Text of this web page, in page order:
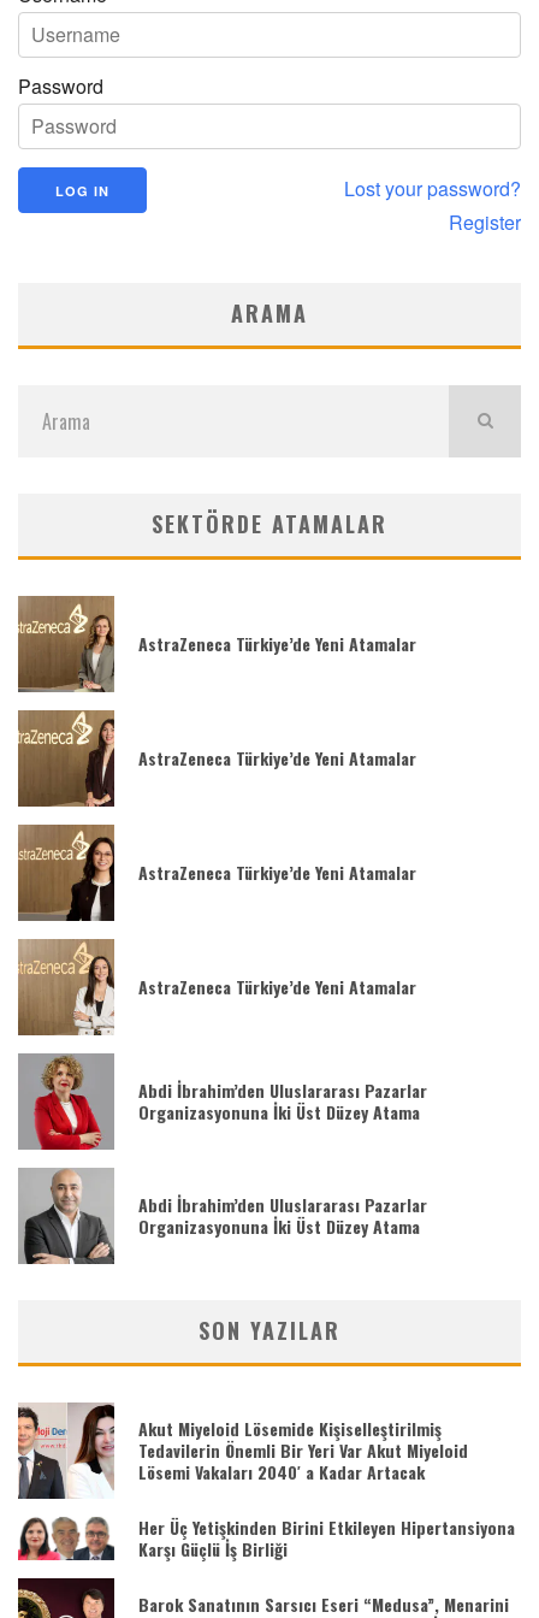
Password
Lost your password?
Register
ARAMA
SEKTÖRDE ATAMALAR
AstraZeneca Türkiye’de Yeni Atamalar
AstraZeneca Türkiye’de Yeni Atamalar
AstraZeneca Türkiye’de Yeni Atamalar
AstraZeneca Türkiye’de Yeni Atamalar
Abdi İbrahim’den Uluslararası Pazarlar
Organizasyonuna İki Üst Düzey Atama
Abdi İbrahim’den Uluslararası Pazarlar
Organizasyonuna İki Üst Düzey Atama
SON YAZILAR
Akut Miyeloid Lösemide Kişiselleştirilmiş
Tedavilerin Önemli Bir Yeri Var Akut Miyeloid
Lösemi Vakaları 2040′ a Kadar Artacak
Her Üç Yetişkinden Birini Etkileyen Hipertansiyona
Karşı Güçlü İş Birliği
Barok Sanatının Sarsıcı Eseri “Medusa”, Menarini